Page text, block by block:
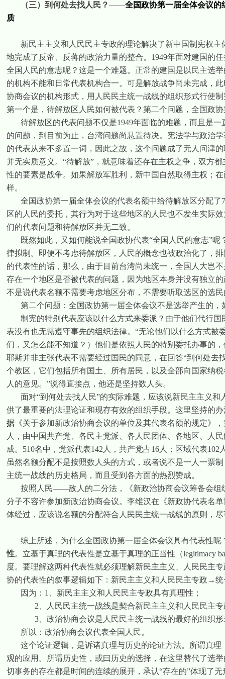
（三）到何处去找人民？——全国政协第一届全体会议的
质
新民主主义和人民民主专政的理论解决了新中国制宪权
地完成了反帝、反蒋的政治力量的整合。 1949年面对建国的
全国人民的意志呢？这是一个难题。正常的建国是以民主选
的机构不能和日常代表机构合一。可是解放战争尚未完成，
协商会议的机构形式，用人民民主统一战线的组织形式行使
第一个是，待解放区人民如何被代表？第二个问题，全国政
待解放区的代表问题不仅是1949年面临的难题，而且是
的问题，到目前为止，台湾问题尚悬置待决。宪法学与政治
的代表从来不多置一词，因此之故，这个问题成了无人问津
并无实质意义。“待解放”，就意味着还存在主权之争，双方
性的要素是战争。如果解放军胜利，新中国自然取得主权；
样。
全国政协第一届全体会议的代表名额中给待解放区分配了7
区的人民的委托，其行为对于这些地区的人民也不发生实际
们的代表问题和待解放区并无二致。
既然如此，又如何能说全国政协代表“全国人民的意志”
律拟制。即便不考虑待解放区，人民的概念也被政治化了，
的代表性的话，那么，由于目前台湾尚未统一，全国人大岂
存在一个地区是否被代表的问题，因为地区本身并没有独立
不是说代表名额不需要考虑地区分布，不需要听取选区的选
第二个问题：全国政协第一届全体会议不是选举产生的，
制宪的特别代表应该以什么方式来委派？由于他们代行
表没有也无需遵守事先的组织法律。“无论他们以什么方式
们，又怎么能不知道？）他们是依照人民的特别委托办事的
耶斯并非主张代表不需要经过国民的同意，在回答“到何处去
个教区，它们包括所有国土、所有居民，以及全部向国家纳
人的意见。”说得直接点，他还是坚持数人头。
面对“到何处去找人民”的实际难题，应该说新民主主义
供了最重要的法理论证和现存有效的组织手段。这里坚持的
据《关于参加新政治协商会议的单位及其代表名额的规定》，
人，由中国共产党、各民主党派、各人民团体、各地区、人
成。 510名中，党派代表142 人，共产党占16人；区域代表102
虽然名额分配不是按照数人头的方式，或者说不是一人一票
主统一战线的历史格局，而且受到各方面的热烈赞成。
按照人民——敌人的二分法，《新政治协商会议筹备会组
分子不容许参加新政治协商会议。李维汉在《新政协代表名
体经过，应该说名额的分配符合人民民主统一战线的原则，
综上所述，为什么全国政协第一届全体会议具有代表性
性。立基于真理的代表性是立基于真理的正当性（legitimacy
度。要理解这两种代表性就必须理解新民主主义、人民民主
协的代表性的叙事逻辑如下：新民主主义和人民民主专政→
因为： 1
、新民主主义和人民民主专政具有真理性；
2 、人民民主统一战线是契合新民主主义和人民民主
3、政治协商会议是人民民主统一战线的最好的组织
所以：政治协商会议代表全国人民。
这个论证逻辑，是诉诸真理与历史的论证方法。所谓真
观的应用。所谓历史性，或曰历史的选择，在这里替代了选
切事务的存在都是时间的连续的展开，承认“存在的”体现了